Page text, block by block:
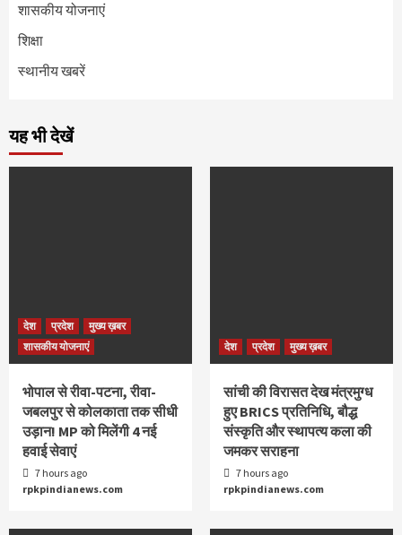
शासकीय योजनाएं
शिक्षा
स्थानीय खबरें
यह भी देखें
देश प्रदेश
मुख्य ख़बर
शासकीय योजनाएं
भोपाल से रीवा-पटना, रीवा-
जबलपुर से कोलकाता तक सीधी
उड़ान! MP को मिलेंगी 4 नई
हवाई सेवाएं
7 hours ago
rpkpindianews.com
देश प्रदेश मुख्य ख़बर
सांची की विरासत देख मंत्रमुग्ध
हुए BRICS प्रतिनिधि, बौद्ध
संस्कृति और स्थापत्य कला की
जमकर सराहना
7 hours ago
rpkpindianews.com